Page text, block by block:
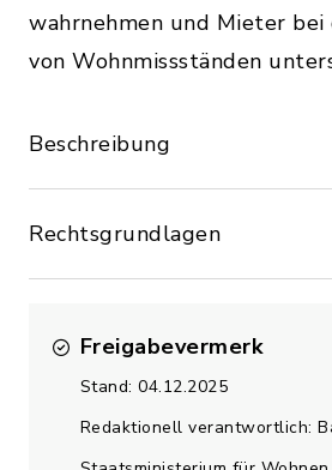
wahrnehmen und Mieter
von Wohnmissständen
Beschreibung
Rechtsgrundlagen
Freigabevermerk
Stand: 04.12.2025
Redaktionell verantwortlich: